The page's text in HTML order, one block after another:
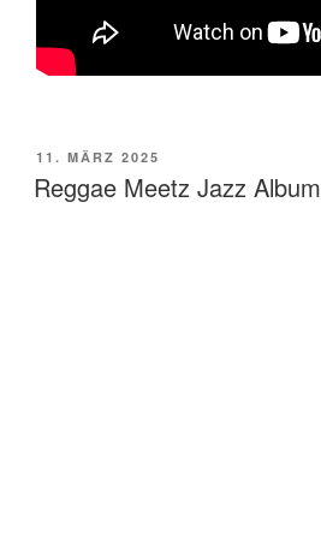
VERÖFFENTLICHT
AM
11. MÄRZ 2025
Reggae Meetz Jazz Album